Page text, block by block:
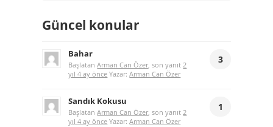
Güncel konular
Bahar
BaşlatanArman Can Özer, son yanıt2
yıl 4 ay önce Yazar:Arman Can Özer
3
Sandık Kokusu
BaşlatanArman Can Özer, son yanıt2
yıl 4 ay önce Yazar:Arman Can Özer
1